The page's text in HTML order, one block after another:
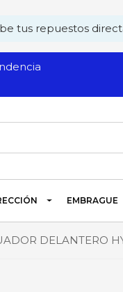
tus repuestos
EMBRAGUE
DELANTERO